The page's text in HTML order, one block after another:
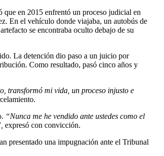
que en 2015 enfrentó un proceso judicial en
En el vehículo donde viajaba, un autobús de
se encontraba oculto debajo de su
La detención dio paso a un juicio por
Como resultado, pasó cinco años y
transformó mi vida, un proceso injusto e
“Nunca me he vendido ante ustedes como el
expresó con convicción.
presentado una impugnación ante el Tribunal